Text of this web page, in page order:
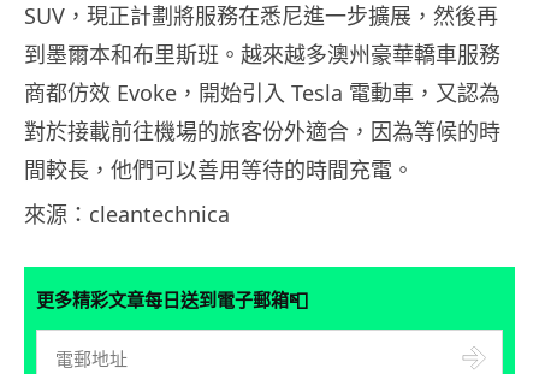
SUV，現正計劃將服務在悉尼進一步擴展，然後再
到墨爾本和布里斯班。越來越多澳州豪華轎車服務
商都仿效 Evoke，開始引入 Tesla 電動車，又認為
對於接載前往機場的旅客份外適合，因為等候的時
間較長，他們可以善用等待的時間充電。
來源：cleantechnica
更多精彩文章每日送到電子郵箱📮